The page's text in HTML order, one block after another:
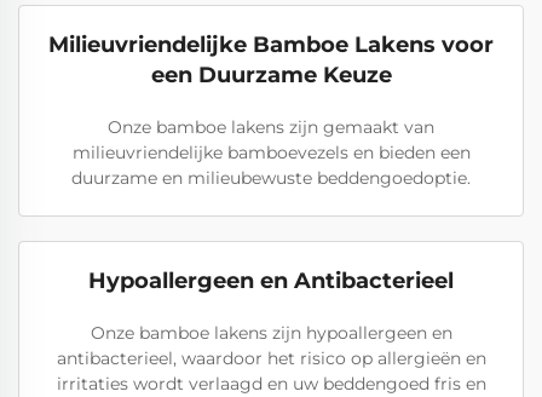
Milieuvriendelijke Bamboe Lakens voor
een Duurzame Keuze
Onze bamboe lakens zijn gemaakt van
milieuvriendelijke bamboevezels en bieden een
duurzame en milieubewuste beddengoedoptie.
Hypoallergeen en Antibacterieel
Onze bamboe lakens zijn hypoallergeen en
antibacterieel, waardoor het risico op allergieën en
irritaties wordt verlaagd en uw beddengoed fris en